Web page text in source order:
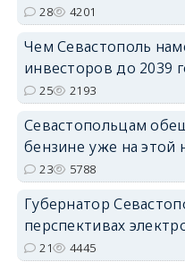
28 4201
Чем Севастополь
инвесторов до 2039
25 2193
Севастопольцам
бензине уже на этой
23 5788
Губернатор
перспективах
21 4445